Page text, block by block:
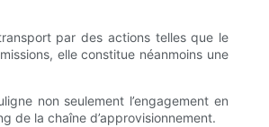
par des actions telles que le
elle constitue néanmoins une
non seulement l’engagement en
de la chaîne d’approvisionnement.